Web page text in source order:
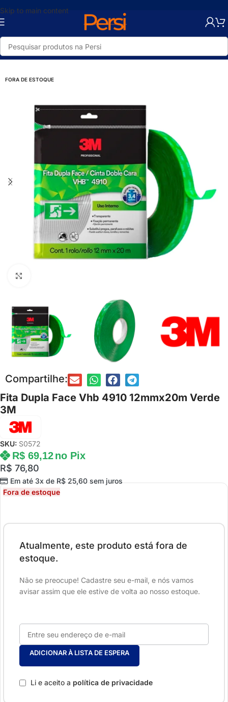
Skip to main content
Início/Loja/Utilidades/Pequenos Reparos
FORA DE ESTOQUE
Compartilhe:
Fita Dupla Face Vhb 4910 12mmx20m Verde
3M
SKU: S0572
R$ 76,80
Em até 3x deR$25,60sem juros
R$69,12 no Pix
Fora de estoque
Atualmente, este produto está fora de
estoque.
Não se preocupe! Cadastre seu e-mail, e nós vamos
avisar assim que ele estive de volta ao nosso estoque.
ADICIONAR À LISTA DE ESPERA
Li e aceito a política de privacidade